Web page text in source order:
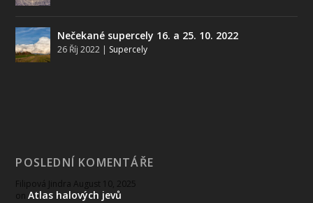
Nečekané supercely 16. a 25. 10. 2022
26 Říj 2022 | Supercely
POSLEDNÍ KOMENTÁŘE
Filipová Jindra August 10, 2025
onAtlas halových jevů